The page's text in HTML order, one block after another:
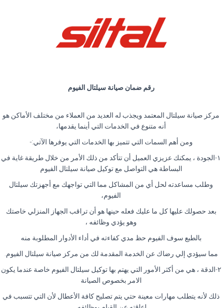
رقم ضمان صيانة سيلتال الفيوم
مركز صيانة سيلتال المعتمد ويجذب له العديد من العملاء من مختلف الأماكن هو
أنه متنوع في الخدمات التي أينما يقدمها،
ومن أهم السمات التي تتميز بها الخدمات التي يوفرها الآتي:-
١-الجودة ، يمكنك عزيزي العميل أن تتأكد من ذلك الأمر من خلال طريقة غاية في
البساطة هي التواصل مع توكيل صيانة سيلتال الفيوم
وطلب مساعدته لحل أي من المشاكل مما التي تواجهك مع أجهزتك سيلتال
الفيوم،
بعد حصولك عليها كل ما عليك فعله حينها هو أن تراقب الجهاز المنزلي خاصتك
وهو يؤدي وظائفه ،
بالطبع سوف الفيوم حظ مدي كفاءته في أداء الأدوار المطلوبة منه
مما سيؤدي إلي رضاك عن الخدمة المقدمة لك من مركز صيانة سيلتال الفيوم.
٢-الدقة ، هي من أكثر الأمور التي يهتم بها توكيل سيلتال الفيوم خاصة عندما يكون
الامر بخصوص الصيانة
ذلك لأنه يتطلب مهارات معينة حتي يتم تصليح كافة الأعطال لأن التي تتسبب في